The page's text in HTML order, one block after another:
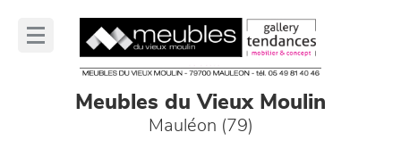
Meubles du Vieux Moulin
Mauléon (79)